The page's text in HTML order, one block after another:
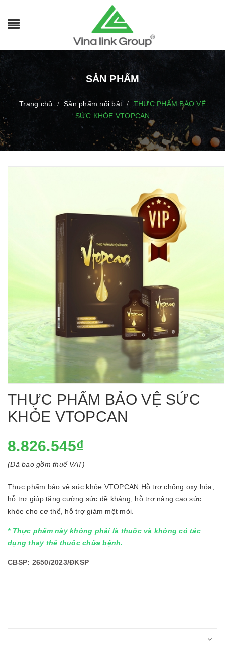
SẢN PHẨM
Trang chủ / Sản phẩm nổi bật /
THỰC PHẨM BẢO VỆ
SỨC KHỎE VTOPCAN
THỰC PHẨM BẢO VỆ SỨC
KHỎE VTOPCAN
8.826.545₫
(Đã bao gồm thuế VAT)
Thực phẩm bảo vệ sức khỏe VTOPCAN Hỗ trợ chống oxy hóa,
hỗ trợ giúp tăng cường sức đề kháng, hỗ trợ nâng cao sức
khỏe cho cơ thể, hỗ trợ giảm mệt mỏi.
* Thực phẩm này không phải là thuốc và không có tác
dụng thay thế thuốc chữa bệnh.
CBSP: 2650/2023/ĐKSP